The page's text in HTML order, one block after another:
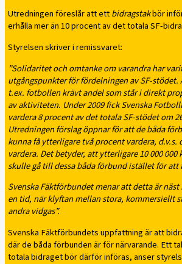
Utredningen föreslår att ettbidragstakbör
erhålla mer än 10 procent av det totala SF-
Styrelsen skriver i remissvaret:
”Solidaritet och omtanke om varandra har
utgångspunkter för fördelningen av SF-stödet.
t.ex. fotbollen krävt andel som står i direkt
av aktiviteten. Under 2009 fick Svenska
vardera 8 procent av det totala SF-stödet om
Utredningen förslag öppnar för att de båda
kunna få ytterligare två procent vardera, d.v.s.
vardera. Det betyder, att ytterligare 10 000 000
skulle gå till dessa båda förbund istället för att
Svenska Fäktförbundet menar att detta är
en tid, när klyftan mellan stora, kommersiellt
andra vidgas”.
Svenska Fäktförbundets uppfattning är att
där de båda förbunden är för närvarande. Ett
totala bidraget bör därför införas, anser